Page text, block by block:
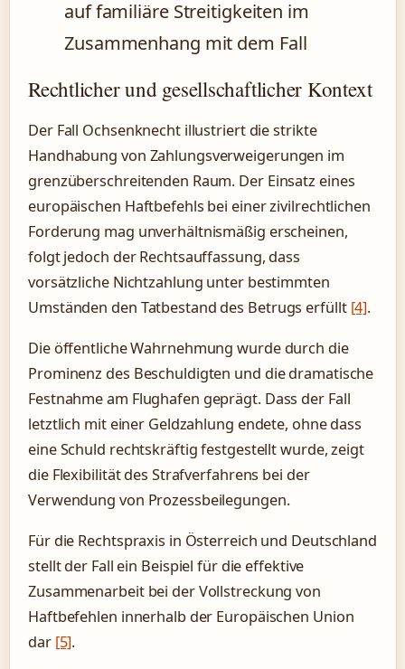
auf familiäre Streitigkeiten im
Zusammenhang mit dem Fall
Rechtlicher und gesellschaftlicher Kontext
Der Fall Ochsenknecht illustriert die strikte
Handhabung von Zahlungsverweigerungen im
grenzüberschreitenden Raum. Der Einsatz eines
europäischen Haftbefehls bei einer zivilrechtlichen
Forderung mag unverhältnismäßig erscheinen,
folgt jedoch der Rechtsauffassung, dass
vorsätzliche Nichtzahlung unter bestimmten
Umständen den Tatbestand des Betrugs erfüllt [4].
Die öffentliche Wahrnehmung wurde durch die
Prominenz des Beschuldigten und die dramatische
Festnahme am Flughafen geprägt. Dass der Fall
letztlich mit einer Geldzahlung endete, ohne dass
eine Schuld rechtskräftig festgestellt wurde, zeigt
die Flexibilität des Strafverfahrens bei der
Verwendung von Prozessbeilegungen.
Für die Rechtspraxis in Österreich und Deutschland
stellt der Fall ein Beispiel für die effektive
Zusammenarbeit bei der Vollstreckung von
Haftbefehlen innerhalb der Europäischen Union
dar [5].